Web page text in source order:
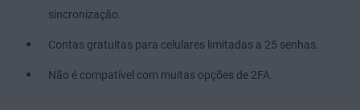
sincronização.
Contas gratuitas para celulares limitadas a 25 senhas.
Não é compatível com muitas opções de 2FA.